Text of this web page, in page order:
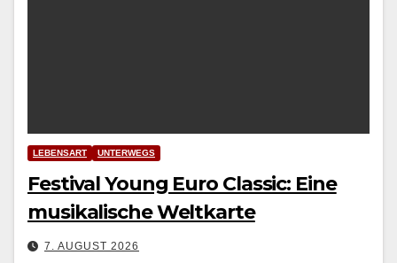
LEBENSART UNTERWEGS
Festival Young Euro Classic: Eine
musikalische Weltkarte
7. AUGUST 2026